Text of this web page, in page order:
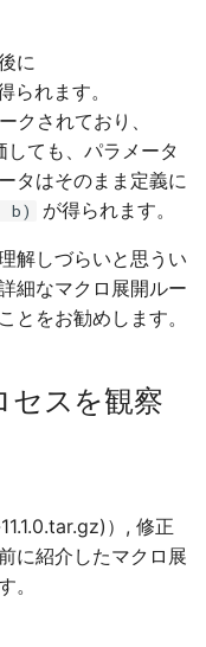
に
られます。
クされており、
ても、パラメータ
タはそのまま定義に
b) が得られます。
解しづらいと思うい
細なマクロ展開ルー
とをお勧めします。
セスを観察
）, 修正
に紹介したマクロ展
。